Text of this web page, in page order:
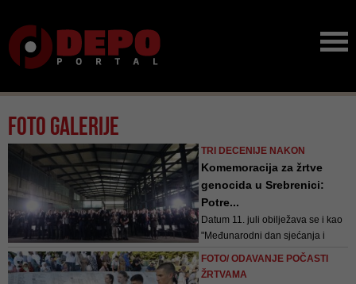
FOTO GALERIJE
TRI DECENIJE NAKON
Komemoracija za žrtve
genocida u Srebrenici:
Potre...
Datum 11. juli obilježava se i kao
"Međunarodni dan sjećanja i
obilježavanja genocida
počinjenog u Srebrenici 1995.
FOTO/ ODAVANJE POČASTI
ŽRTVAMA